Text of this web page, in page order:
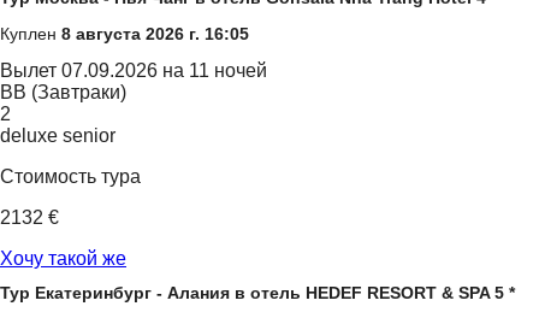
Куплен 8 августа 2026 г. 16:05
Вылет 07.09.2026 на 11 ночей
BB (Завтраки)
2
deluxe senior
Стоимость тура
2132 €
Хочу такой же
Тур Екатеринбург - Алания в отель HEDEF RESORT & SPA 5 *